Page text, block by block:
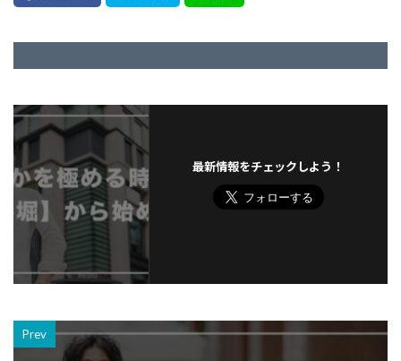
最新情報をチェックしよう！
Prev